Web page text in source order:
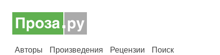
Авторы Произведения Рецензии
Поиск